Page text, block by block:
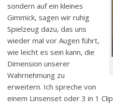
sondern auf ein kleines
Gimmick, sagen wir ruhig
Spielzeug dazu, das uns
wieder mal vor Augen führt,
wie leicht es sein kann, die
Dimension unserer
Wahrnehmung zu
erweitern. Ich spreche von
einem Linsenset oder 3 in 1